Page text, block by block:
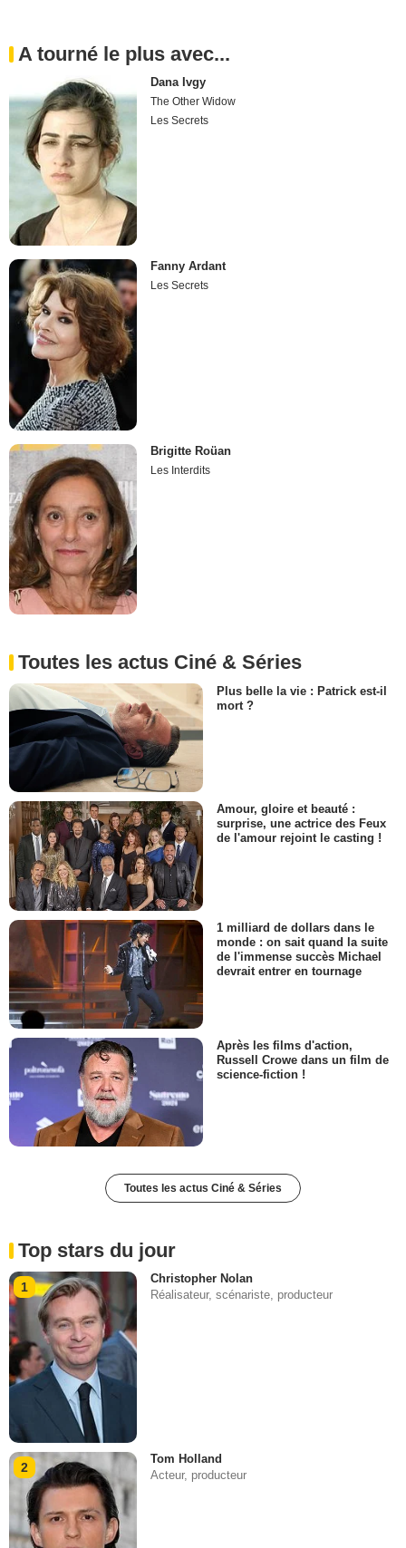
A tourné le plus avec...
Dana Ivgy
The Other Widow
Les Secrets
Fanny Ardant
Les Secrets
Brigitte Roüan
Les Interdits
Toutes les actus Ciné & Séries
Plus belle la vie : Patrick est-il
mort ?
Amour, gloire et beauté :
surprise, une actrice des Feux
de l'amour rejoint le casting !
1 milliard de dollars dans le
monde : on sait quand la suite
de l'immense succès Michael
devrait entrer en tournage
Après les films d'action,
Russell Crowe dans un film de
science-fiction !
Toutes les actus Ciné & Séries
Top stars du jour
1
Christopher Nolan
Réalisateur, scénariste, producteur
2
Tom Holland
Acteur, producteur